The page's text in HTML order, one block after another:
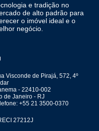
e tradição no
de alto padrão para
o imóvel ideal e o
negócio.
Visconde de Pirajá, 572, 4º
- 22410-002
de Janeiro - RJ
+55 21 3500-0370
27212J